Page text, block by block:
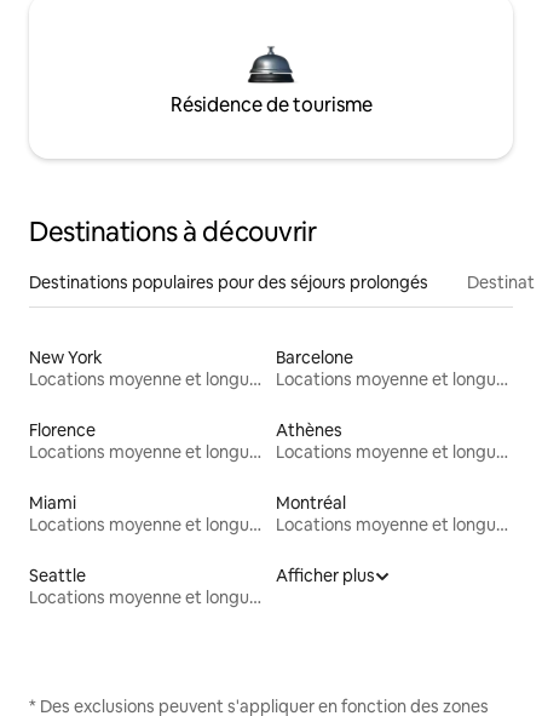
Résidence de tourisme
Destinations à découvrir
Destinations populaires pour des séjours prolongés
New York
Locations moyenne et longue durée
Barcelone
Locations moyenne et longue durée
Florence
Locations moyenne et longue durée
Athènes
Locations moyenne et longue durée
Miami
Locations moyenne et longue durée
Montréal
Locations moyenne et longue durée
Seattle
Locations moyenne et longue durée
Afficher plus
* Des exclusions peuvent s'appliquer en fonction des zones